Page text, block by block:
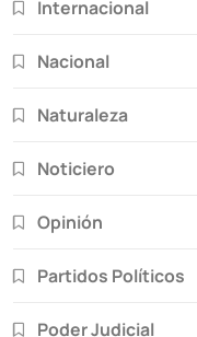
Internacional
Nacional
Naturaleza
Noticiero
Opinión
Partidos Políticos
Poder Judicial